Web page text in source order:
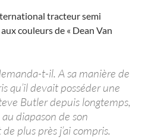
tracteur semi
couleurs de « Dean Van
t-il. A sa manière de
qu’il devait posséder une
Butler depuis longtemps,
diapason de son
plus près j’ai compris.